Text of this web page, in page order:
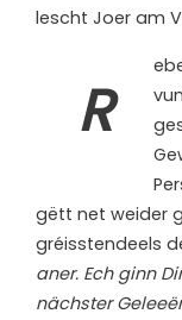
lescht Joer am
R
gëtt net weider
gréisstendeels
aner. Ech ginn
nächster